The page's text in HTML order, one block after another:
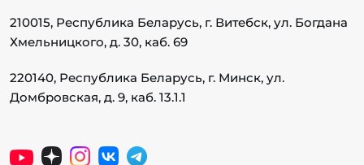
210015, Республика Беларусь, г. Витебск, ул. Богдана
Хмельницкого, д. 30, каб. 69
220140, Республика Беларусь, г. Минск, ул.
Домбровская, д. 9, каб. 13.1.1